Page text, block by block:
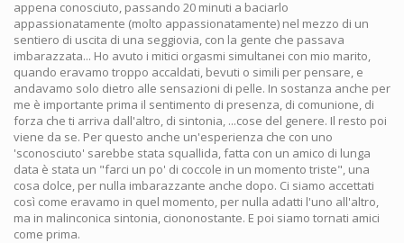
appena conosciuto, passando 20 minuti a baciarlo
appassionatamente (molto appassionatamente) nel mezzo di un
sentiero di uscita di una seggiovia, con la gente che passava
imbarazzata... Ho avuto i mitici orgasmi simultanei con mio marito,
quando eravamo troppo accaldati, bevuti o simili per pensare, e
andavamo solo dietro alle sensazioni di pelle. In sostanza anche per
me è importante prima il sentimento di presenza, di comunione, di
forza che ti arriva dall'altro, di sintonia, ...cose del genere. Il resto poi
viene da se. Per questo anche un'esperienza che con uno
'sconosciuto' sarebbe stata squallida, fatta con un amico di lunga
data è stata un "farci un po' di coccole in un momento triste", una
cosa dolce, per nulla imbarazzante anche dopo. Ci siamo accettati
così come eravamo in quel momento, per nulla adatti l'uno all'altro,
ma in malinconica sintonia, ciononostante. E poi siamo tornati amici
come prima.